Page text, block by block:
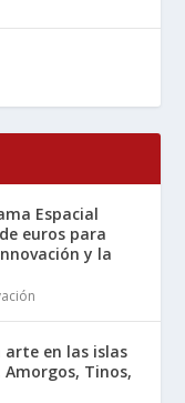
Espacial
euros para
y la
arte en las islas
Amorgos, Tinos,